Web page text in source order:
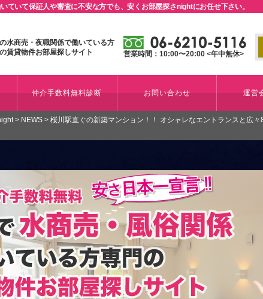
ていて保証人や審査に不安な方でも、安くお部屋探さnightにお任せ下さい。
水商売・夜職関係で働いている方
賃貸物件お部屋探しサイト
営業時間：10:00〜20:00 <年中無休>
仲介手数料無料診断 お問い合わせ 運営
> NEWS > 桜川駅直ぐの新築マンション！！ オシャレなエントランスと広